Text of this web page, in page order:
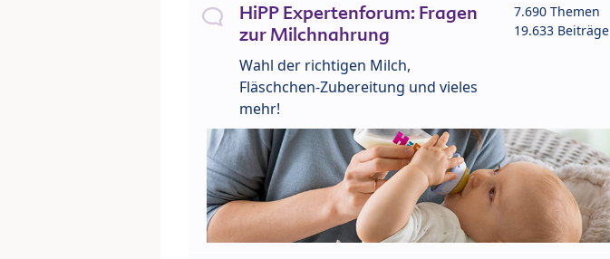
HiPP Expertenforum: Fragen
zur Milchnahrung
Wahl der richtigen Milch,
Fläschchen-Zubereitung und vieles
mehr!
7.690 Themen
19.633 Beiträge